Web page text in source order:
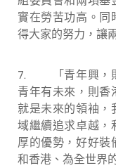
實在勞苦功高。同
得大家的努力，讓
7. 「青年興，則
青年有未來，則香
就是未來的領袖
域繼續追求卓越，
厚的優勢，好好
和香港、為全世界